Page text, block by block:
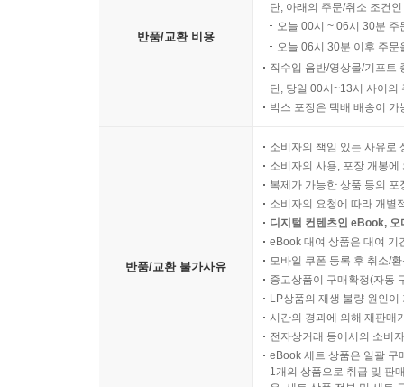
반품/교환 비용
단, 아래의 주문/취소 조건
오늘 00시 ~ 06시 30분
오늘 06시 30분 이후 주
직수입 음반/영상물/기프트
단, 당일 00시~13시 사이의
박스 포장은 택배 배송이
반품/교환 불가사유
소비자의 책임 있는 사유로
소비자의 사용, 포장 개봉
복제가 가능한 상품 등의
소비자의 요청에 따라 개별
디지털 컨텐츠인 eBook,
eBook 대여 상품은 대여 기
모바일 쿠폰 등록 후 취소/
중고상품이 구매확정(자동
LP상품의 재생 불량 원인
시간의 경과에 의해 재판매
전자상거래 등에서의 소비
eBook 세트 상품은 일괄 구
1개의 상품으로 취급 및 판